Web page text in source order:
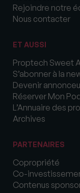
Rejoindre notre
Nous contacter
ET AUSSI
Proptech Sweet
S’abonner à la
Devenir
Réserver Mon
L’Annuaire des
Archives
PARTENAIRES
Copropriété
Co-
Contenus